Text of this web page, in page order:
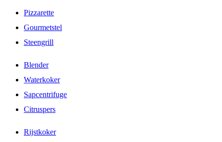
Pizzarette
Gourmetstel
Steengrill
Blender
Waterkoker
Sapcentrifuge
Citruspers
Rijstkoker